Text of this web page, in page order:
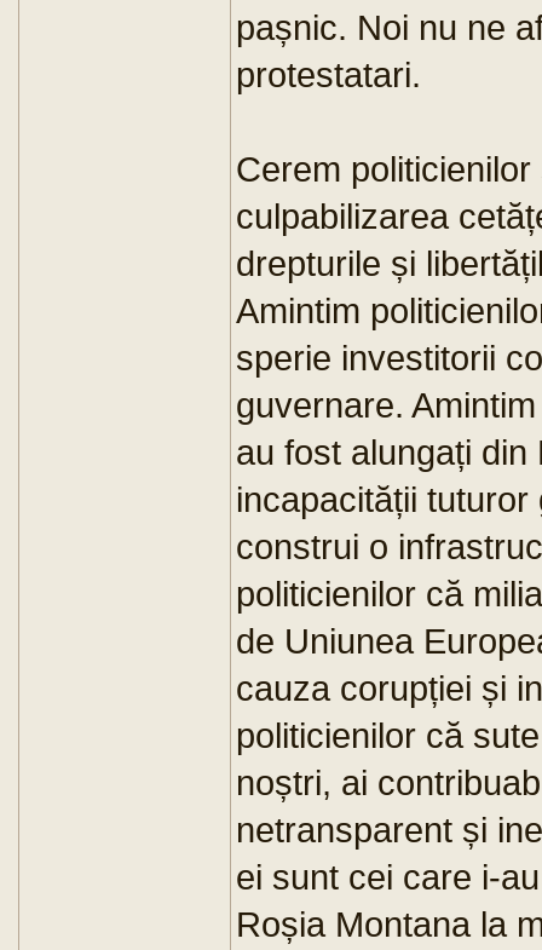
pașnic. Noi nu ne
protestatari.
Cerem
culpabilizarea
drepturile și
Amintim
sperie investitorii
guvernare.
au fost alungați
incapacității
construi o
politicienilor că
de Uniunea
cauza corupției și
politicienilor că
noștri, ai
netransparent și
ei sunt cei care i-
Roșia Montana la